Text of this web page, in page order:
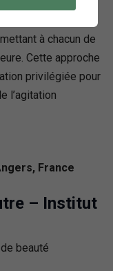
à créer une
à chacun de
Cette approche
privilégiée pour
l’agitation
France
– Institut